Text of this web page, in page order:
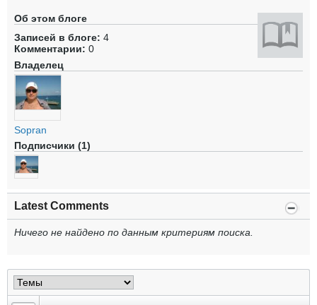
Об этом блоге
Записей в блоге: 4
Комментарии: 0
Владелец
Sopran
Подписчики (1)
Latest Comments
Ничего не найдено по данным критериям поиска.